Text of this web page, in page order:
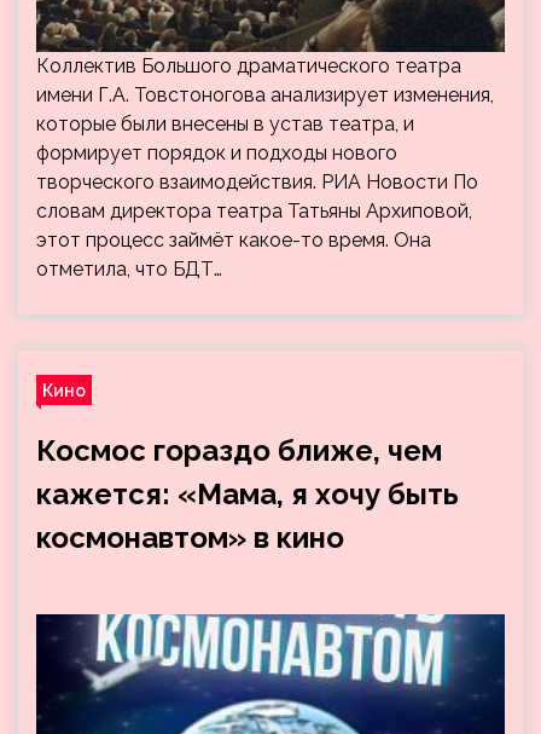
Коллектив Большого драматического театра
имени Г.А. Товстоногова анализирует изменения,
которые были внесены в устав театра, и
формирует порядок и подходы нового
творческого взаимодействия. РИА Новости По
словам директора театра Татьяны Архиповой,
этот процесс займёт какое-то время. Она
отметила, что БДТ…
Кино
Космос гораздо ближе, чем
кажется: «Мама, я хочу быть
космонавтом» в кино